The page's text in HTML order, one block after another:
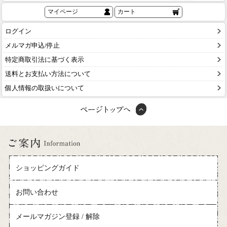
マイページ カート
ログイン
メルマガ申込/停止
特定商取引法に基づく表示
送料とお支払い方法について
個人情報の取扱いについて
ショッピングガイド
お問い合わせ
メールマガジン登録 / 解除